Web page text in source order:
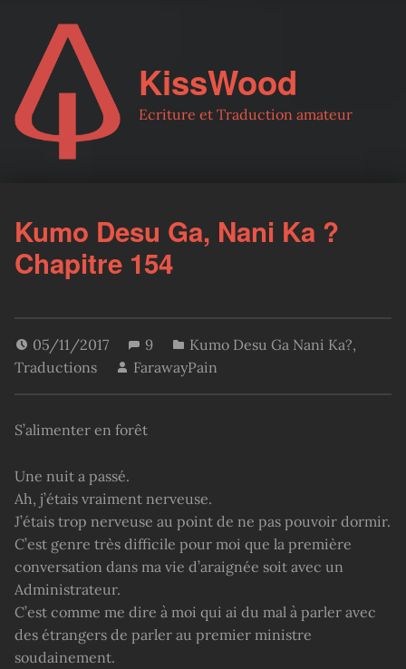
KissWood
Ecriture et Traduction amateur
Kumo Desu Ga, Nani Ka ?
Chapitre 154
05/11/2017 9 Kumo Desu Ga Nani Ka?,
Traductions
FarawayPain
S’alimenter en forêt
Une nuit a passé.
Ah, j’étais vraiment nerveuse.
J’étais trop nerveuse au point de ne pas pouvoir dormir.
C’est genre très difficile pour moi que la première
conversation dans ma vie d’araignée soit avec un
Administrateur.
C’est comme me dire à moi qui ai du mal à parler avec
des étrangers de parler au premier ministre
soudainement.